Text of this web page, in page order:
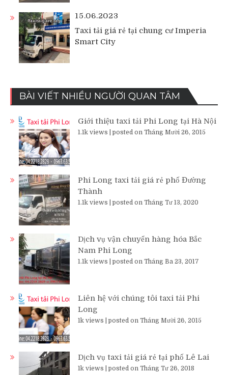
15.06.2023
Taxi tải giá rẻ tại chung cư Imperia
Smart City
BÀI VIẾT NHIỀU NGƯỜI QUAN TÂM
Giới thiệu taxi tải Phi Long tại Hà Nội
1.1k views posted on Tháng Mười 26, 2015
Phi Long taxi tải giá rẻ phố Đường
Thành
1.1k views posted on Tháng Tư 13, 2020
Dịch vụ vận chuyển hàng hóa Bắc
Nam Phi Long
1.1k views posted on Tháng Ba 23, 2017
Liên hệ với chúng tôi taxi tải Phi
Long
1k views posted on Tháng Mười 26, 2015
Dịch vụ taxi tải giá rẻ tại phố Lê Lai
1k views posted on Tháng Tư 26, 2018